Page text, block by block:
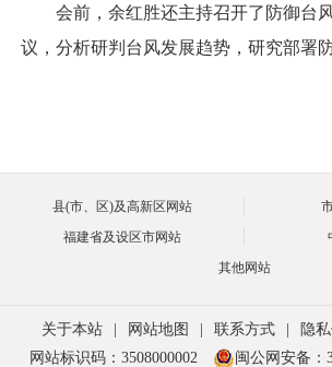
会前，余红胜还主持召开了防御台风
议，分析研判台风发展趋势，研究部署
县(市、区)及高新区网站
福建省及设区市网站
其他网站
关于本站 网站地图 联系方式 隐
网站标识码：3508000002
闽公网安备：